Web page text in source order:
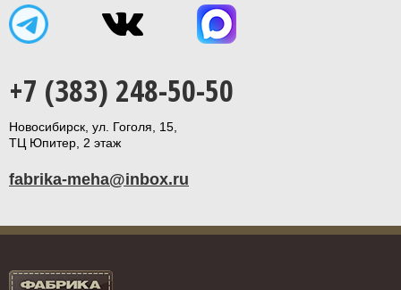
+7 (383) 248-50-50
Новосибирск, ул. Гоголя, 15,
ТЦ Юпитер, 2 этаж
fabrika-meha@inbox.ru